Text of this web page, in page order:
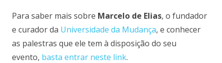
Para saber mais sobre Marcelo de Elias, o fundador
e curador da Universidade da Mudança, e conhecer
as palestras que ele tem à disposição do seu
evento, basta entrar neste link.